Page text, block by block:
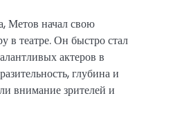
Метов начал свою
в театре. Он быстро стал
актеров в
глубина и
внимание зрителей и